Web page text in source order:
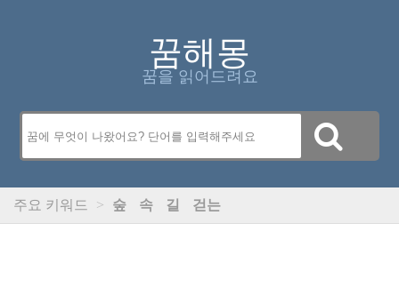
꿈해몽
꿈을 읽어드려요
주요 키워드 > 숲 속 길 걷는